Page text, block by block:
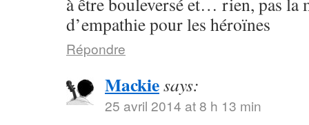
d’empathie pour les héroïnes
Répondre
Mackiesays:
25 avril 2014 at 8 h 13 min